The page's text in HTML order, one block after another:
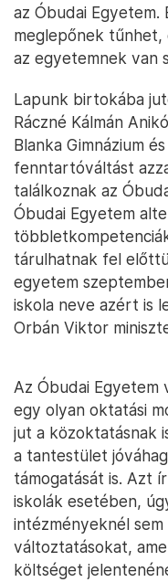
az Óbudai Egyetem.
meglepőnek tűnhet,
az egyetemnek van
Lapunk birtokába
Ráczné Kálmán
Blanka Gimnázium
fenntartóváltást
találkoznak az
Óbudai Egyetem
tárulhatnak fel
egyetem
iskola neve azért is
Orbán Viktor
Az Óbudai
egy olyan oktatási
jut a közoktatásnak
a tantestület
támogatását is. Azt
iskolák esetében,
intézményeknél
változtatásokat,
költséget